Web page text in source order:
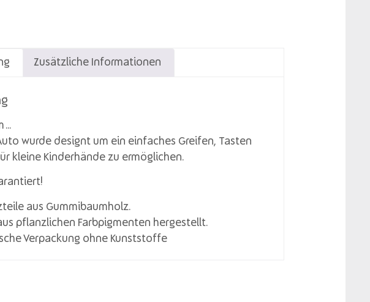
Zusätzliche Informationen
wurde designt um ein einfaches Greifen, Tasten
kleine Kinderhände zu ermöglichen.
aus Gummibaumholz.
pflanzlichen Farbpigmenten hergestellt.
Verpackung ohne Kunststoffe